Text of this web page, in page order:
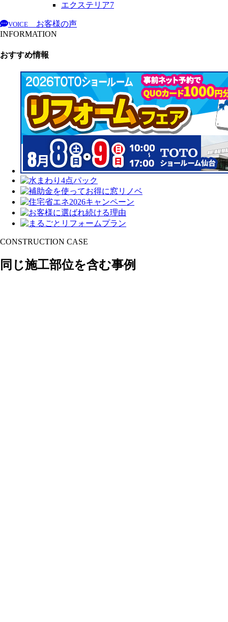
エクステリア7
VOICE
お客様の声
INFORMATION
おすすめ情報
CONSTRUCTION CASE
同じ施工部位を含む事例